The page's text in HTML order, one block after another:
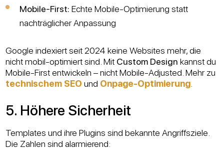
Mobile-First: Echte Mobile-Optimierung statt
nachträglicher Anpassung
Google indexiert seit 2024 keine Websites mehr, die
nicht mobil-optimiert sind. Mit Custom Design kannst du
Mobile-First entwickeln – nicht Mobile-Adjusted. Mehr zu
technischem SEO und Onpage-Optimierung
5. Höhere Sicherheit
Templates und ihre Plugins sind bekannte Angriffsziele.
Die Zahlen sind alarmierend: